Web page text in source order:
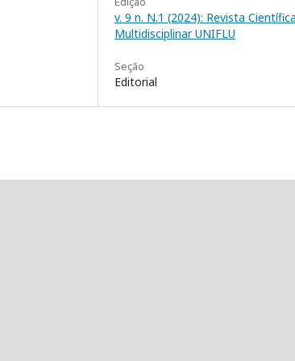
v. 9 n. N.1 (2024): Revista
Multidisciplinar UNIFLU
Seção
Editorial